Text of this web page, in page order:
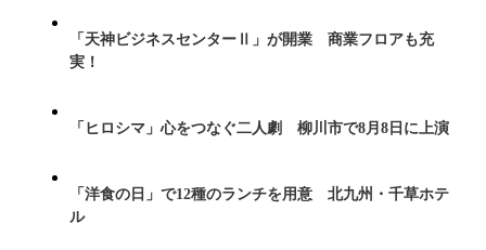
「天神ビジネスセンターⅡ」が開業 商業フロアも充
実！
「ヒロシマ」心をつなぐ二人劇 柳川市で8月8日に上演
「洋食の日」で12種のランチを用意 北九州・千草ホテ
ル